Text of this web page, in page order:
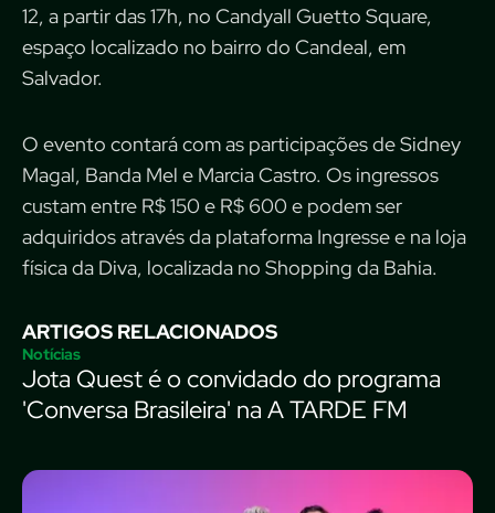
12, a partir das 17h, no Candyall Guetto Square,
espaço localizado no bairro do Candeal, em
Salvador.
O evento contará com as participações de Sidney
Magal, Banda Mel e Marcia Castro. Os ingressos
custam entre R$ 150 e R$ 600 e podem ser
adquiridos através da plataforma Ingresse e na loja
física da Diva, localizada no Shopping da Bahia.
ARTIGOS RELACIONADOS
Notícias
Jota Quest é o convidado do programa
'Conversa Brasileira' na A TARDE FM